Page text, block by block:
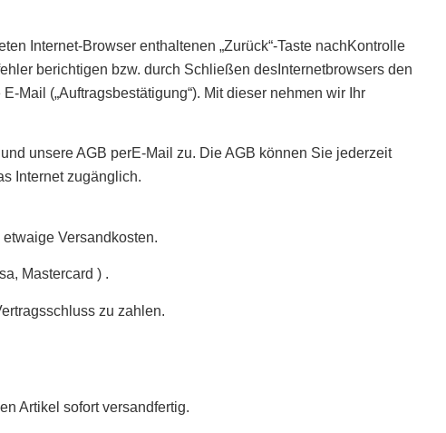
Internet-Browser enthaltenen „Zurück“-Taste nachKontrolle
berichtigen bzw. durch Schließen desInternetbrowsers den
Mail („Auftragsbestätigung“). Mit dieser nehmen wir Ihr
unsere AGB perE-Mail zu. Die AGB können Sie jederzeit
Internet zugänglich.
Versandkosten.
Mastercard ) .
zu zahlen.
Artikel sofort versandfertig.